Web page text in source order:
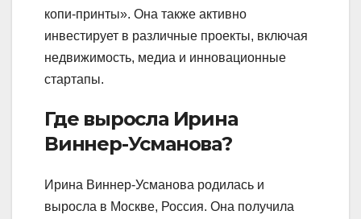
копи-принты». Она также активно
инвестирует в различные проекты, включая
недвижимость, медиа и инновационные
стартапы.
Где выросла Ирина
Виннер-Усманова?
Ирина Виннер-Усманова родилась и
выросла в Москве, Россия. Она получила